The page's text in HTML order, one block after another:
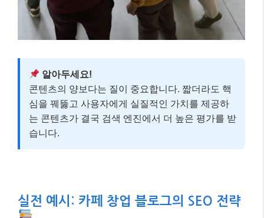
알아두세요!
콘텐츠의 양보다는 질이 중요합니다. 짧더라도 핵
심을 꿰뚫고 사용자에게 실질적인 가치를 제공하
는 콘텐츠가 결국 검색 엔진에서 더 높은 평가를 받
습니다.
실전 예시: 카페 창업 블로그의 SEO 전략